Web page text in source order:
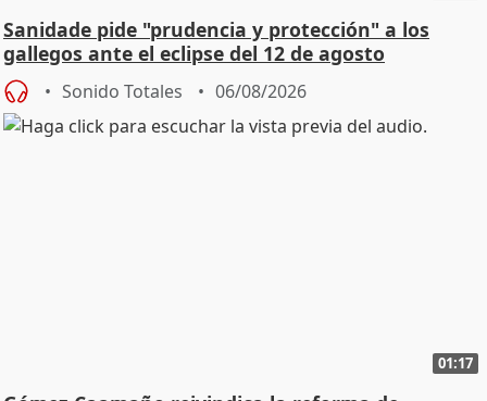
Sanidade pide "prudencia y protección" a los
gallegos ante el eclipse del 12 de agosto
Sonido Totales 06/08/2026
01:17